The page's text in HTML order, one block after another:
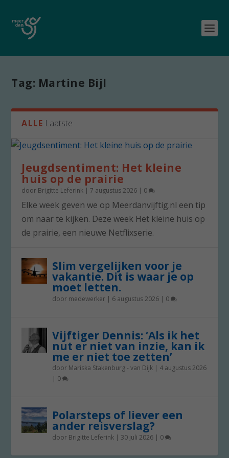
Tag: Martine Bijl
ALLE Laatste
Jeugdsentiment: Het kleine
huis op de prairie
door Brigitte Leferink |7 augustus 2026 | 0
Elke week geven we op Meerdanvijftig.nl een tip
om naar te kijken. Deze week Het kleine huis op
de prairie, een nieuwe Netflixserie.
Slim vergelijken voor je
vakantie. Dit is waar je op
moet letten.
door medewerker | 6 augustus 2026 | 0
Vijftiger Dennis: ‘Als ik het
nut er niet van inzie, kan ik
me er niet toe zetten’
door Mariska Stakenburg - van Dijk | 4 augustus 2026
| 0
Polarsteps of liever een
ander reisverslag?
door Brigitte Leferink | 30 juli 2026 | 0